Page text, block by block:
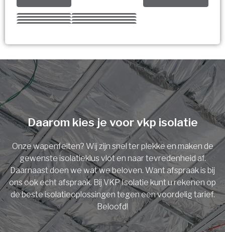
Kies uw Isolatiemaatregel
Meerdere keuzes mogelijk
Isolatiemaatregel
Spouwisolatie
Vloerisolatie
Dakisolatie
Gevelisolatie
Vorige Volgende
Vorige Volgende
U komt in aanmerking voor
subsidie!
Vul uw gegevens in en ontvang nu direct uw
berekening per mail.
Voornaam
Achternaam
Daarom kies je voor vkp isolatie
Onze wapenfeiten? Wij zijn snel ter plekke en maken de
gewenste isolatieklus vlot en naar tevredenheid af.
Daarnaast doen we wat we beloven. Want afspraak is bij
ons ook echt afspraak. Bij VKP Isolatie kunt u rekenen op
de beste isolatieoplossingen tegen een voordelig tarief.
Beloofd!